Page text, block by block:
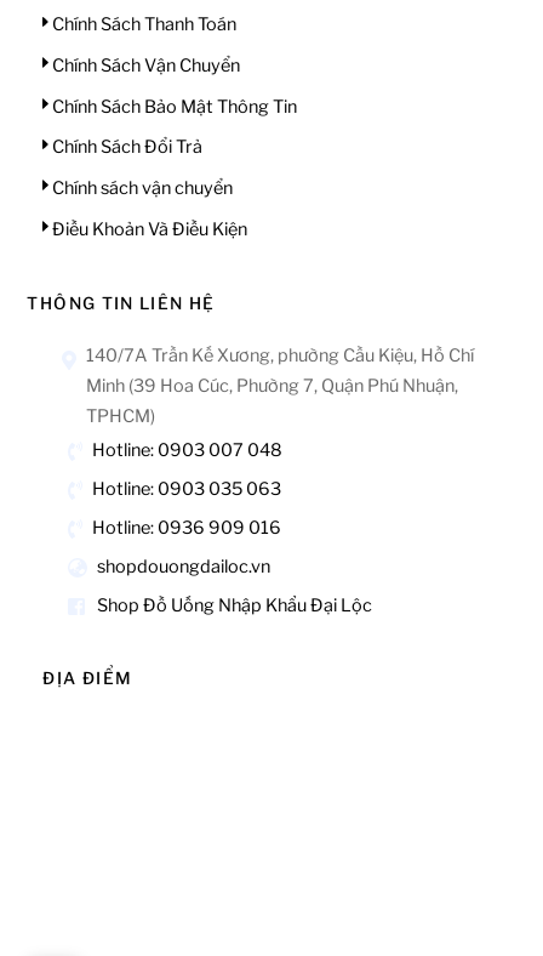
Chính Sách Thanh Toán
Chính Sách Vận Chuyển
Chính Sách Bảo Mật Thông Tin
Chính Sách Đổi Trả
Chính sách vận chuyển
Điều Khoản Và Điều Kiện
THÔNG TIN LIÊN HỆ
140/7A Trần Kế Xương, phường Cầu Kiệu, Hồ Chí
Minh (39 Hoa Cúc, Phường 7, Quận Phú Nhuận,
TPHCM)
Hotline: 0903 007 048
Hotline: 0903 035 063
Hotline: 0936 909 016
shopdouongdailoc.vn
Shop Đồ Uống Nhập Khẩu Đại Lộc
ĐỊA ĐIỂM